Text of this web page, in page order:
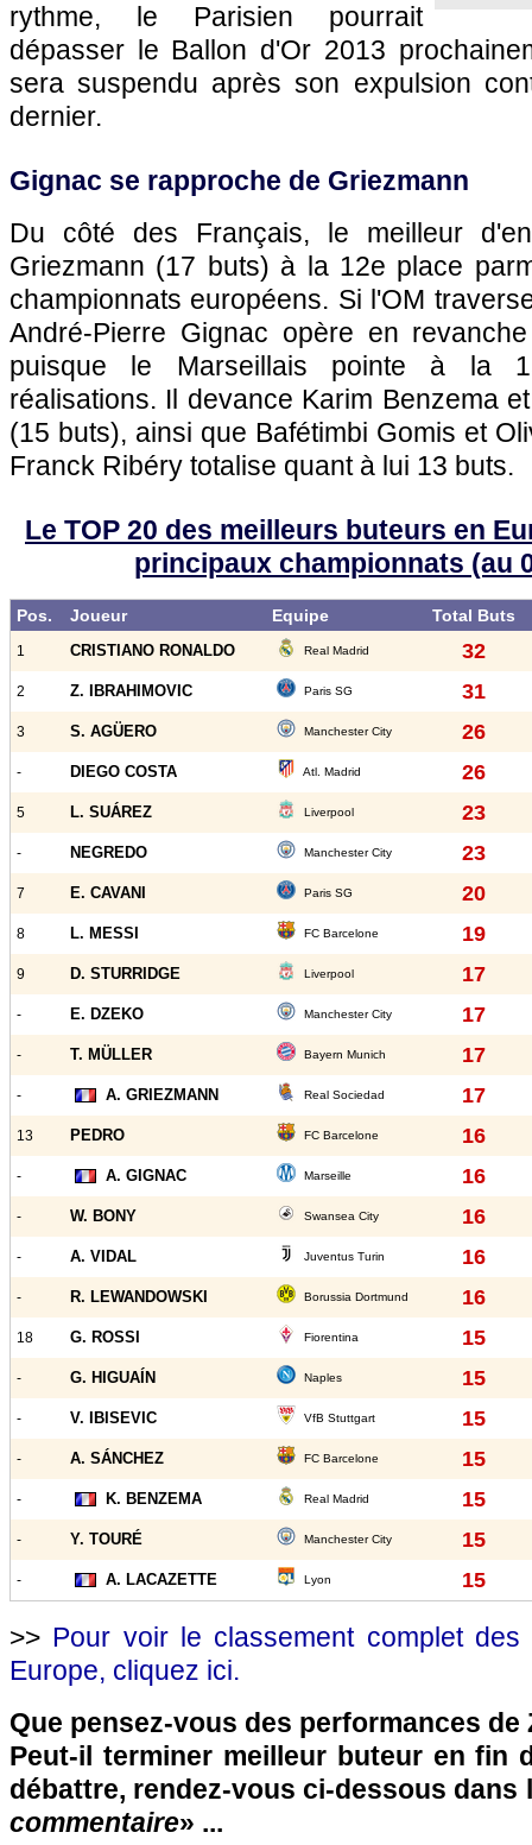
rythme, le Parisien pourrait
dépasser le Ballon d'Or 2013
sera suspendu après son expulsion
dernier.
Gignac se rapproche de Griezmann
Du côté des Français, le meilleur
Griezmann (17 buts) à la 12e place
championnats européens. Si l'OM
André-Pierre Gignac opère en
puisque le Marseillais pointe à la
réalisations. Il devance Karim Benzema
(15 buts), ainsi que Bafétimbi Gomis et
Franck Ribéry totalise quant à lui 13 buts.
Le TOP 20 des meilleurs buteurs en
principaux championnats (au
Pos. Joueur Equipe Total Buts
1 CRISTIANO RONALDO Real Madrid 32
2 Z. IBRAHIMOVIC Paris SG 31
3 S. AGÜERO Manchester City 26
- DIEGO COSTA Atl. Madrid 26
5 L. SUÁREZ Liverpool 23
- NEGREDO Manchester City 23
7 E. CAVANI Paris SG 20
8 L. MESSI FC Barcelone 19
9 D. STURRIDGE Liverpool 17
- E. DZEKO Manchester City 17
- T. MÜLLER Bayern Munich 17
- A. GRIEZMANN Real Sociedad 17
13 PEDRO FC Barcelone 16
- A. GIGNAC Marseille 16
- W. BONY Swansea City 16
- A. VIDAL Juventus Turin 16
- R. LEWANDOWSKI Borussia Dortmund 16
18 G. ROSSI Fiorentina 15
- G. HIGUAÍN Naples 15
- V. IBISEVIC VfB Stuttgart 15
- A. SÁNCHEZ FC Barcelone 15
- K. BENZEMA Real Madrid 15
- Y. TOURÉ Manchester City 15
- A. LACAZETTE Lyon 15
>> Pour voir le classement complet
Europe, cliquez ici.
Que pensez-vous des performances
Peut-il terminer meilleur buteur en fin
débattre, rendez-vous ci-dessous dans
commentaire» ...